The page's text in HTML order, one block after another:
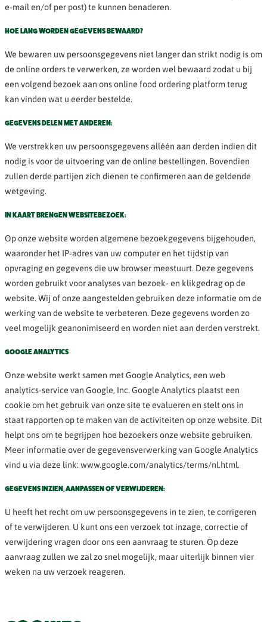
e-mail en/of per post) te kunnen benaderen.
HOE LANG WORDEN GEGEVENS BEWAARD?
We bewaren uw persoonsgegevens niet langer dan strikt nodig is om
de online orders te verwerken, ze worden wel bewaard zodat u bij
een volgend bezoek aan ons online food ordering platform terug
kan vinden wat u eerder bestelde.
GEGEVENS DELEN MET ANDEREN:
We verstrekken uw persoonsgegevens alléén aan derden indien dit
nodig is voor de uitvoering van de online bestellingen. Bovendien
zullen derde partijen zich dienen te confirmeren aan de geldende
wetgeving.
IN KAART BRENGEN WEBSITEBEZOEK:
Op onze website worden algemene bezoekgegevens bijgehouden,
waaronder het IP-adres van uw computer en het tijdstip van
opvraging en gegevens die uw browser meestuurt. Deze gegevens
worden gebruikt voor analyses van bezoek- en klikgedrag op de
website. Wij of onze aangestelden gebruiken deze informatie om de
werking van de website te verbeteren. Deze gegevens worden zo
veel mogelijk geanonimiseerd en worden niet aan derden verstrekt.
GOOGLE ANALYTICS
Onze website werkt samen met Google Analytics, een web
analytics-service van Google, Inc. Google Analytics plaatst een
cookie om het gebruik van onze site te evalueren en stelt ons in
staat rapporten op te maken van de activiteiten op onze website. Dit
helpt ons om te begrijpen hoe bezoekers onze website gebruiken.
Meer informatie over de gegevensverwerking van Google Analytics
vind u via deze link: www.google.com/analytics/terms/nl.html.
GEGEVENS INZIEN, AANPASSEN OF VERWIJDEREN:
U heeft het recht om uw persoonsgegevens in te zien, te corrigeren
of te verwijderen. U kunt ons een verzoek tot inzage, correctie of
verwijdering vragen door ons een aanvraag te sturen. Op deze
aanvraag zullen we zal zo snel mogelijk, maar uiterlijk binnen vier
weken na uw verzoek reageren.